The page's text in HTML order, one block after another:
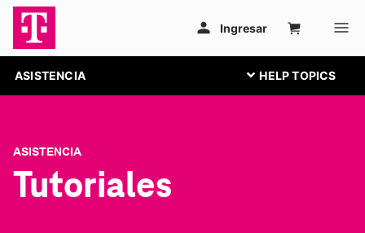
ASISTENCIA
ASISTENCIA
Tutoriales